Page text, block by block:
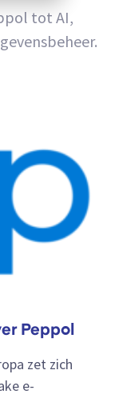
tot AI,
Peppol
zet zich
e-